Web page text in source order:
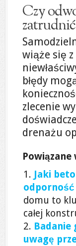
Czy
wiąże się
błędy
zlecenie
drenażu
Powiązane
Jaki
domu to
całej
uwagę